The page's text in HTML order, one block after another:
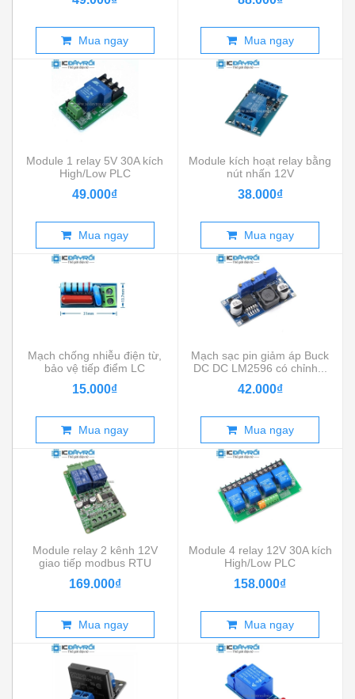
Mua ngay Mua ngay
Module 1 relay 5V 30A kích
High/Low PLC
49.000₫
Mua ngay
Module kích hoạt relay bằng
nút nhấn 12V
38.000₫
Mua ngay
Mạch chống nhiễu điện từ,
bảo vệ tiếp điểm LC
15.000₫
Mua ngay
Mạch sạc pin giảm áp Buck
DC DC LM2596 có chỉnh...
42.000₫
Mua ngay
Module relay 2 kênh 12V
giao tiếp modbus RTU
RS485
169.000₫
Mua ngay
Module 4 relay 12V 30A kích
High/Low PLC
158.000₫
Mua ngay